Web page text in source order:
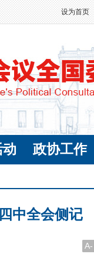
设为首页
政协工作
中全会侧记
A-